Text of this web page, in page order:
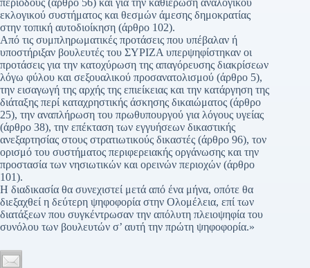
περιόδους (άρθρο 56) και για την καθιέρωση αναλογικού
εκλογικού συστήματος και θεσμών άμεσης δημοκρατίας
στην τοπική αυτοδιοίκηση (άρθρο 102).
Από τις συμπληρωματικές προτάσεις που υπέβαλαν ή
υποστήριξαν βουλευτές του ΣΥΡΙΖΑ υπερψηφίστηκαν οι
προτάσεις για την κατοχύρωση της απαγόρευσης διακρίσεων
λόγω φύλου και σεξουαλικού προσανατολισμού (άρθρο 5),
την εισαγωγή της αρχής της επιείκειας και την κατάργηση της
διάταξης περί καταχρηστικής άσκησης δικαιώματος (άρθρο
25), την αναπλήρωση του πρωθυπουργού για λόγους υγείας
(άρθρο 38), την επέκταση των εγγυήσεων δικαστικής
ανεξαρτησίας στους στρατιωτικούς δικαστές (άρθρο 96), τον
ορισμό του συστήματος περιφερειακής οργάνωσης και την
προστασία των νησιωτικών και ορεινών περιοχών (άρθρο
101).
Η διαδικασία θα συνεχιστεί μετά από ένα μήνα, οπότε θα
διεξαχθεί η δεύτερη ψηφοφορία στην Ολομέλεια, επί των
διατάξεων που συγκέντρωσαν την απόλυτη πλειοψηφία του
συνόλου των βουλευτών σ’ αυτή την πρώτη ψηφοφορία.»